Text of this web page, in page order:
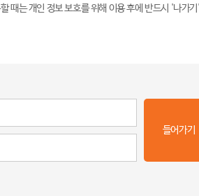
때는 개인 정보 보호를 위해 이용 후에 반드시 '나가
들어가기